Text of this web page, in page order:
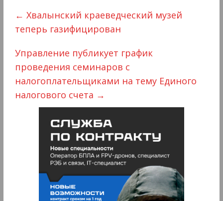
← Хвалынский краеведческий музей
теперь газифицирован
Управление публикует график
проведения семинаров с
налогоплательщиками на тему Единого
налогового счета →